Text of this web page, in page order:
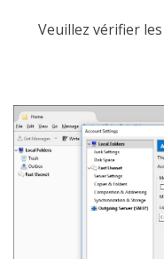
Veuillez vérifier